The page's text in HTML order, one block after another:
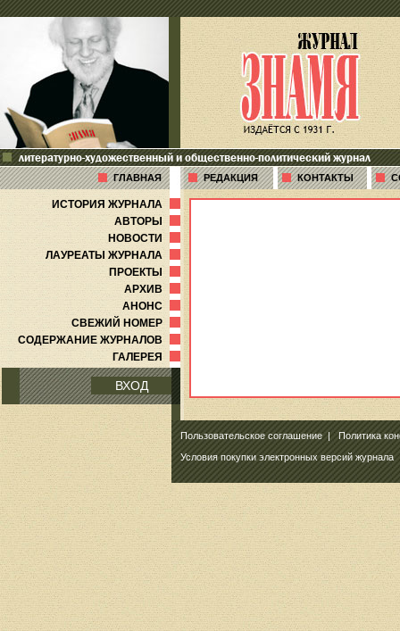
литературно-художественный и общественно-политический журнал
ГЛАВНАЯ РЕДАКЦИЯ КОНТАКТЫ
ИСТОРИЯ ЖУРНАЛА
АВТОРЫ
НОВОСТИ
ЛАУРЕАТЫ ЖУРНАЛА
ПРОЕКТЫ
АРХИВ
АНОНС
СВЕЖИЙ НОМЕР
СОДЕРЖАНИЕ ЖУРНАЛОВ
ГАЛЕРЕЯ
ВХОД
Пользовательское соглашение|Политика
Условия покупки электронных версий журнала